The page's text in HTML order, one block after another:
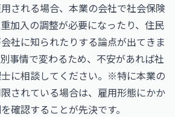
される場合、本業の会社で社会保険
加入の調整が必要になったり、住民
社に知られたりする論点が出てきま
事情で変わるため、不安があれば社
に相談してください。※特に本業の
されている場合は、雇用形態にかか
確認することが先決です。